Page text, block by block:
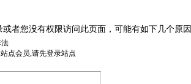
或者您没有权限访问此页面，可能有如下几个原因
点会员,请先登录站点